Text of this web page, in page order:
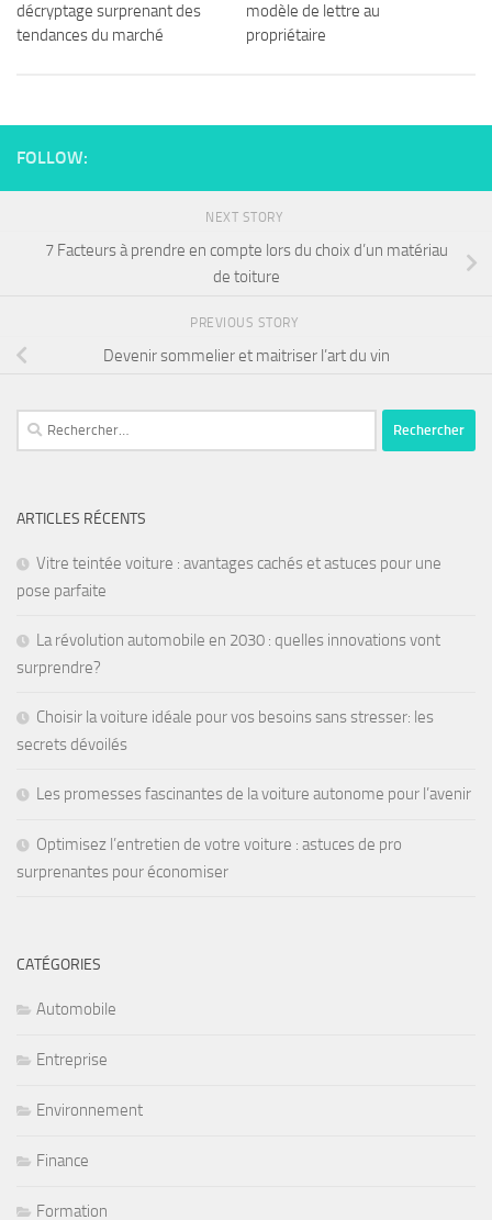
décryptage surprenant des
tendances du marché
modèle de lettre au
propriétaire
FOLLOW:
NEXT STORY
7 Facteurs à prendre en compte lors du choix d’un matériau
de toiture
PREVIOUS STORY
Devenir sommelier et maitriser l’art du vin
ARTICLES RÉCENTS
Vitre teintée voiture : avantages cachés et astuces pour une
pose parfaite
La révolution automobile en 2030 : quelles innovations vont
surprendre?
Choisir la voiture idéale pour vos besoins sans stresser: les
secrets dévoilés
Les promesses fascinantes de la voiture autonome pour l’avenir
Optimisez l’entretien de votre voiture : astuces de pro
surprenantes pour économiser
CATÉGORIES
Automobile
Entreprise
Environnement
Finance
Formation